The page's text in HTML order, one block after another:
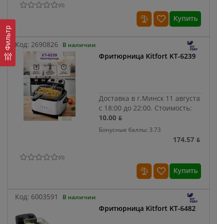
Фильтр
(0)
Купить
Код: 2690826 В наличии
Фритюрница Kitfort KT-6239
Доставка в г.Минск 11 августа
с 18:00 до 22:00. Стоимость:
10.00 ƃ
Бонусные баллы: 3.73
174.57 ƃ
(0)
Купить
Код: 6003591 В наличии
Фритюрница Kitfort KT-6482